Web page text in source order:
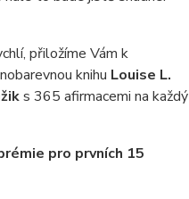
přiložíme Vám k
knihu Louise L.
s 365 afirmacemi na každý
pro prvních 15